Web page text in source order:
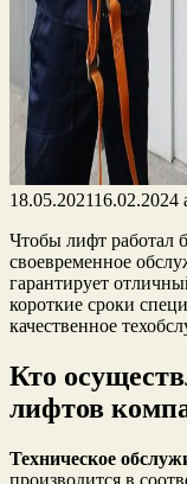
18.05.202116.02.2024
Чтобы лифт работал
своевременное
гарантирует
короткие сроки
качественное
Кто
лифтов
Техническое
производится в